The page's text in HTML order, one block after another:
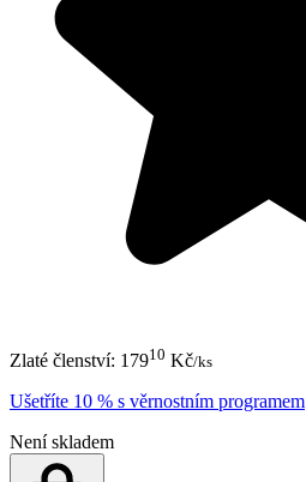
Zlaté členství: 17910 Kč/ks
Ušetříte 10 % s věrnostním programem
Není skladem